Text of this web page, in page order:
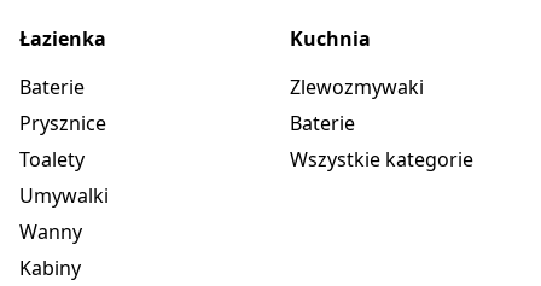
Łazienka
Baterie
Prysznice
Toalety
Umywalki
Wanny
Kabiny
Kuchnia
Zlewozmywaki
Baterie
Wszystkie kategorie